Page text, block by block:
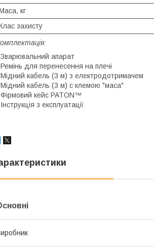
кг
захисту
апарат
для перенесення на плечі
кабель (3 м) з електродотримачем
кабель (3 м) с клемою "маса"
кейс PATON™
з експлуатації